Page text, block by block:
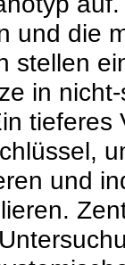
und die
stellen
in
tieferes
und